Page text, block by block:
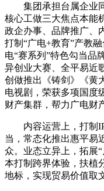
集团承担台属企业同
核心工做三大焦点本能
政企办事、品牌推广、
打制“广电+教育”产教
电“赛系列”特色勾当品
异创业大赛、全平易近
创做推出《铸剑》《黄
电视剧，荣获多项国度
财产集群，帮力广电财
内容运营上，打制IP
当，常态化推出惠平易
众。业态立异上，拓展
本打制跨界体验，扶植
地标，实现贸易价值取